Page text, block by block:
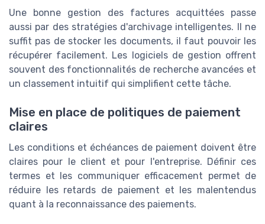
Une bonne gestion des factures acquittées passe
aussi par des stratégies d'archivage intelligentes. Il ne
suffit pas de stocker les documents, il faut pouvoir les
récupérer facilement. Les logiciels de gestion offrent
souvent des fonctionnalités de recherche avancées et
un classement intuitif qui simplifient cette tâche.
Mise en place de politiques de paiement
claires
Les conditions et échéances de paiement doivent être
claires pour le client et pour l'entreprise. Définir ces
termes et les communiquer efficacement permet de
réduire les retards de paiement et les malentendus
quant à la reconnaissance des paiements.